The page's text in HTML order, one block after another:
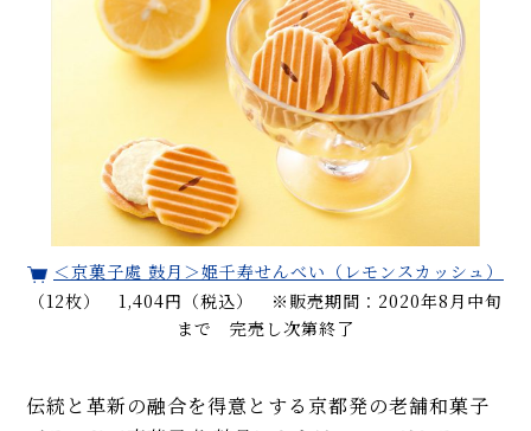
＜京菓子處 鼓月＞姫千寿せんべい（レモンスカッシュ）
（12枚） 1,404円（税込） ※販売期間：2020年8月中旬
まで 完売し次第終了
伝統と革新の融合を得意とする京都発の老舗和菓子